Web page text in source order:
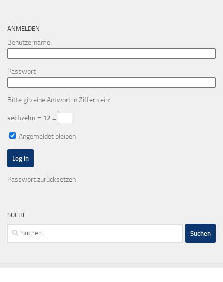
ANMELDEN
Benutzername
Passwort
Bitte gib eine Antwort in Ziffern ein:
sechzehn − 12 =
Angemeldet bleiben
Passwort zurücksetzen
SUCHE:
Suchen